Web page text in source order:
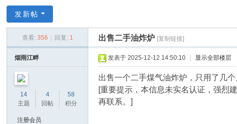
腐
场
发新帖
查看: 356 回复: 1 出售二手油炸炉 [复制链接]
烟雨江畔
14
主题
4
回帖
58
积分
注册会员
发表于 2025-12-12 14:50:10 显示全部楼层
出售一个二手煤气油炸炉，只用了几
[重要提示，本信息未实名认证，强烈
再联系。]